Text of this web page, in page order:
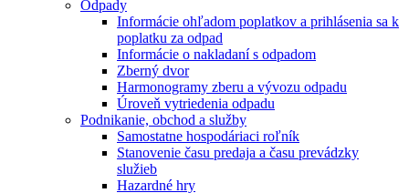
Odpady
Informácie ohľadom poplatkov a prihlásenia sa k
poplatku za odpad
Informácie o nakladaní s odpadom
Zberný dvor
Harmonogramy zberu a vývozu odpadu
Úroveň vytriedenia odpadu
Podnikanie, obchod a služby
Samostatne hospodáriaci roľník
Stanovenie času predaja a času prevádzky
služieb
Hazardné hry